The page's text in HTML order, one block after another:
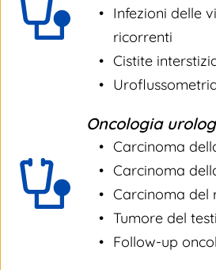
Infezioni delle
ricorrenti
Cistite
Oncologia
Carcinoma
Carcinoma
Carcinoma del
Tumore del
Follow-up